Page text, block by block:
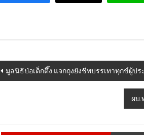
Post
มูลนิธิป่อเต็กตึ๊ง แจกถุงยังชีพบรรเทาทุกข์ผู้ป
ผบ.